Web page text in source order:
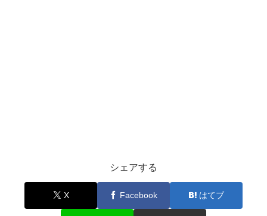
シェアする
X Facebook はてブ